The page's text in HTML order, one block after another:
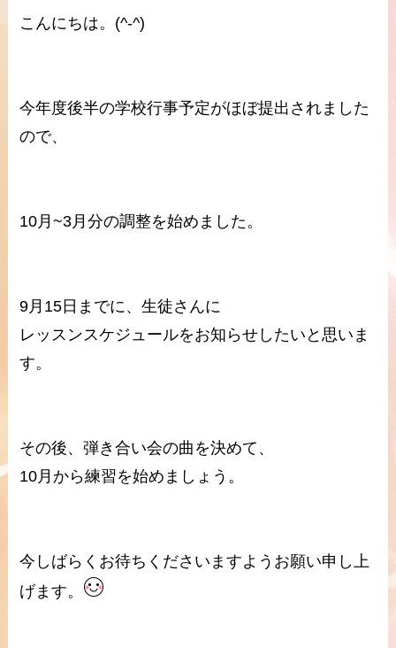
こんにちは。(^-^)
今年度後半の学校行事予定がほぼ提出されました
ので、
10月~3月分の調整を始めました。
9月15日までに、生徒さんに
レッスンスケジュールをお知らせしたいと思いま
す。
その後、弾き合い会の曲を決めて、
10月から練習を始めましょう。
今しばらくお待ちくださいますようお願い申し上
げます。